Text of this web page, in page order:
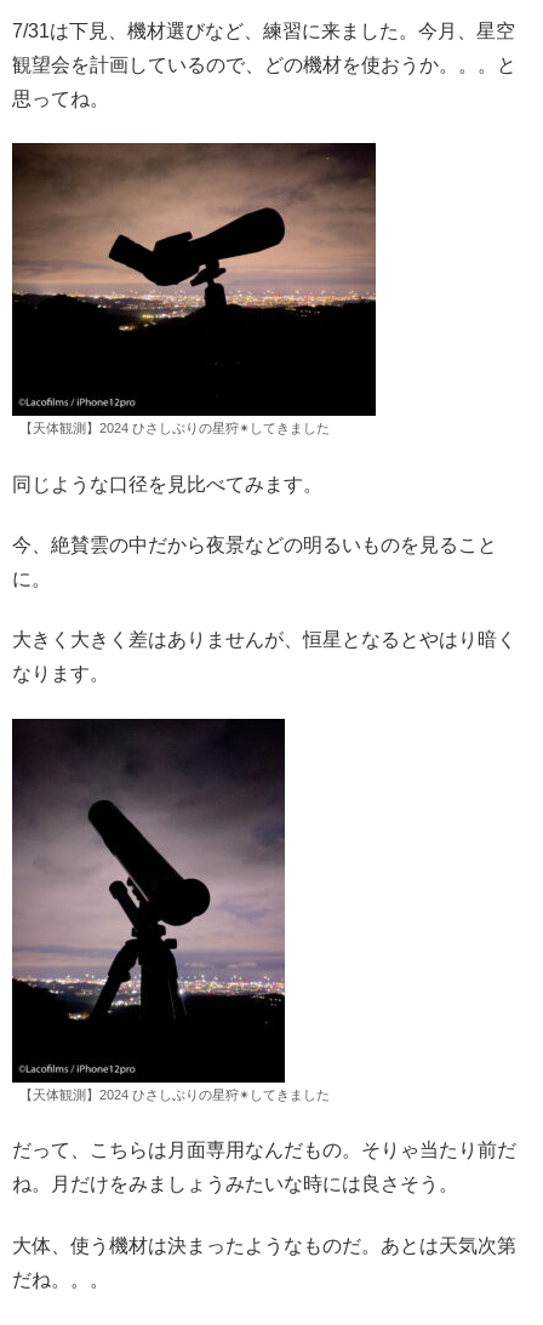
7/31は下見、機材選びなど、練習に来ました。今月、星空
観望会を計画しているので、どの機材を使おうか。。。と
思ってね。
【天体観測】2024 ひさしぶりの星狩✴︎してきました
同じような口径を見比べてみます。
今、絶賛雲の中だから夜景などの明るいものを見ること
に。
大きく大きく差はありませんが、恒星となるとやはり暗く
なります。
【天体観測】2024 ひさしぶりの星狩✴︎してきました
だって、こちらは月面専用なんだもの。そりゃ当たり前だ
ね。月だけをみましょうみたいな時には良さそう。
大体、使う機材は決まったようなものだ。あとは天気次第
だね。。。